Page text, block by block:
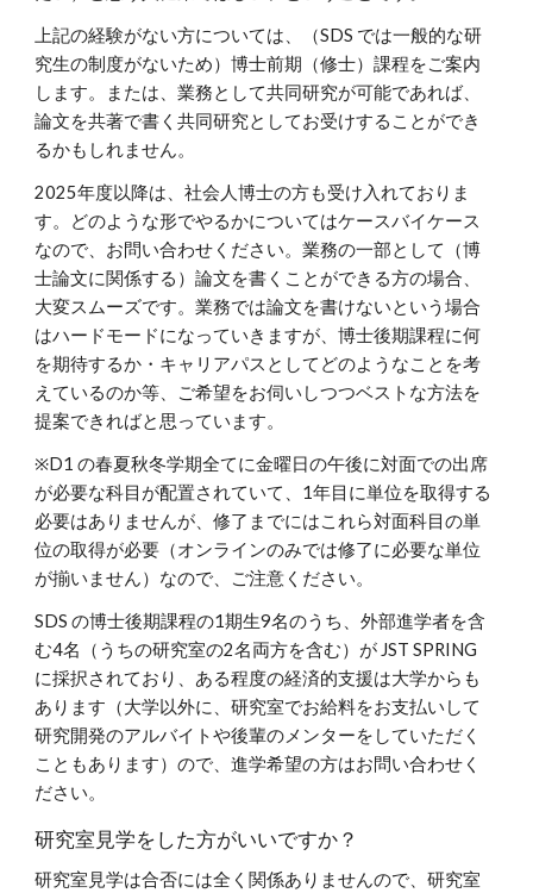
上記の経験がない方については、（SDS では一般的な研
究生の制度がないため）博士前期（修士）課程をご案内
します。または、業務として共同研究が可能であれば、
論文を共著で書く共同研究としてお受けすることができ
るかもしれません。
2025年度以降は、社会人博士の方も受け入れておりま
す。どのような形でやるかについてはケースバイケース
なので、お問い合わせください。業務の一部として（博
士論文に関係する）論文を書くことができる方の場合、
大変スムーズです。業務では論文を書けないという場合
はハードモードになっていきますが、博士後期課程に何
を期待するか・キャリアパスとしてどのようなことを考
えているのか等、ご希望をお伺いしつつベストな方法を
提案できればと思っています。
※D1 の春夏秋冬学期全てに金曜日の午後に対面での出席
が必要な科目が配置されていて、1年目に単位を取得する
必要はありませんが、修了までにはこれら対面科目の単
位の取得が必要（オンラインのみでは修了に必要な単位
が揃いません）なので、ご注意ください。
SDS の博士後期課程の1期生9名のうち、外部進学者を含
む4名（うちの研究室の2名両方を含む）が JST SPRING
に採択されており、ある程度の経済的支援は大学からも
あります（大学以外に、研究室でお給料をお支払いして
研究開発のアルバイトや後輩のメンターをしていただく
こともあります）ので、進学希望の方はお問い合わせく
ださい。
研究室見学をした方がいいですか？
研究室見学は合否には全く関係ありませんので、研究室